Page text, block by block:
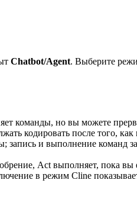
Chatbot/Agent. Выберите
команды, но вы можете
кодировать после того,
запись и выполнение команд
Act выполняет, пока вы
в режим Cline